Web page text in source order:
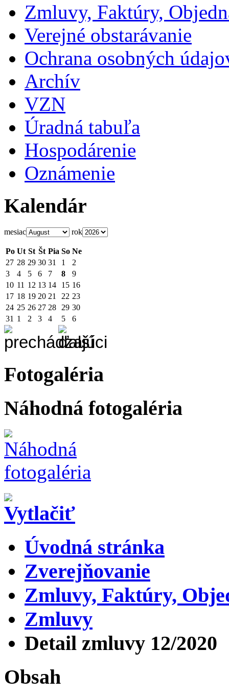
Zmluvy, Faktúry,
Verejné obstarávanie
Ochrana osobných
Archív
VZN
Úradná tabuľa
Hospodárenie
Oznámenie
Kalendár
mesiac rok
Po Ut St Št Pia So Ne
27 28 29 30 31 1
2
3
4 5 6 7 8
9
10 11 12 13 14 15 16
17 18 19 20 21 22 23
24 25 26 27 28 29 30
31 1 2 3 4 5 6
Fotogaléria
Náhodná fotogaléria
Úvodná stránka
Zverejňovanie
Zmluvy, Faktúry,
Zmluvy
Detail zmluvy 12/2020
Obsah